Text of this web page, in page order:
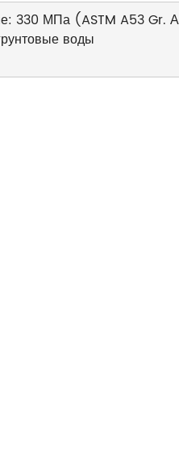
330 МПа (ASTM A53 Gr.
воды